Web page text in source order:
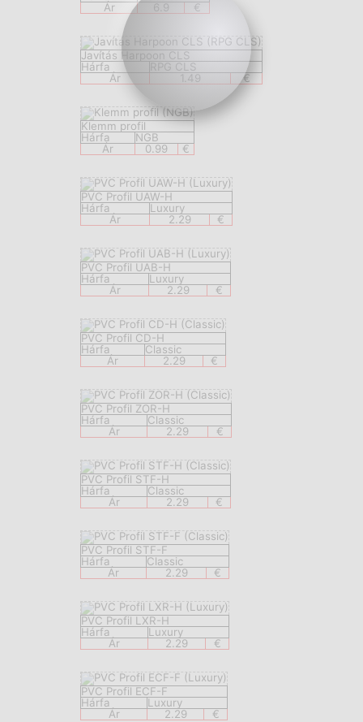
Ár
6.9 €
Javítás Harpoon CLS
Hárfa
RPG CLS
Ár
1.49 €
Klemm profil
Hárfa
NGB
Ár
0.99 €
PVC Profil UAW-H
Hárfa
Luxury
Ár
2.29 €
PVC Profil UAB-H
Hárfa
Luxury
Ár
2.29 €
PVC Profil CD-H
Hárfa
Classic
Ár
2.29 €
PVC Profil ZOR-H
Hárfa
Classic
Ár
2.29 €
PVC Profil STF-H
Hárfa
Classic
Ár
2.29 €
PVC Profil STF-F
Hárfa
Classic
Ár
2.29 €
PVC Profil LXR-H
Hárfa
Luxury
Ár
2.29 €
PVC Profil ECF-F
Hárfa
Luxury
Ár
2.29 €